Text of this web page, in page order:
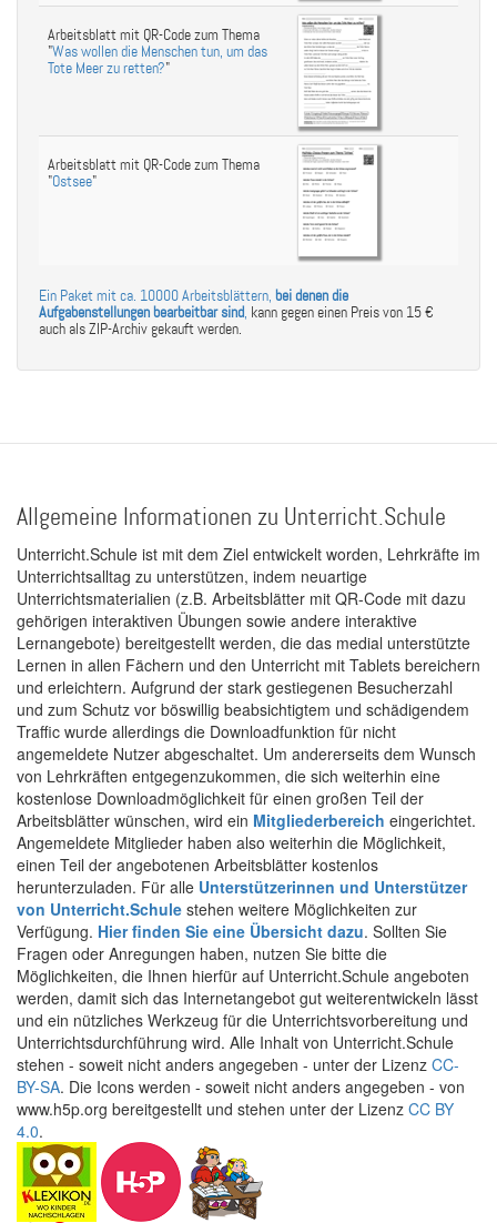
Arbeitsblatt mit QR-Code zum Thema
"Was wollen die Menschen tun, um das
Tote Meer zu retten?"
Arbeitsblatt mit QR-Code zum Thema
"Ostsee"
Ein Paket mit ca. 10000 Arbeitsblättern, bei denen die
Aufgabenstellungen bearbeitbar sind, kann gegen einen Preis von 15 €
auch als ZIP-Archiv gekauft werden.
Allgemeine Informationen zu Unterricht.Schule
Unterricht.Schule ist mit dem Ziel entwickelt worden, Lehrkräfte im
Unterrichtsalltag zu unterstützen, indem neuartige
Unterrichtsmaterialien (z.B. Arbeitsblätter mit QR-Code mit dazu
gehörigen interaktiven Übungen sowie andere interaktive
Lernangebote) bereitgestellt werden, die das medial unterstützte
Lernen in allen Fächern und den Unterricht mit Tablets bereichern
und erleichtern. Aufgrund der stark gestiegenen Besucherzahl
und zum Schutz vor böswillig beabsichtigtem und schädigendem
Traffic wurde allerdings die Downloadfunktion für nicht
angemeldete Nutzer abgeschaltet. Um andererseits dem Wunsch
von Lehrkräften entgegenzukommen, die sich weiterhin eine
kostenlose Downloadmöglichkeit für einen großen Teil der
Arbeitsblätter wünschen, wird ein Mitgliederbereich eingerichtet.
Angemeldete Mitglieder haben also weiterhin die Möglichkeit,
einen Teil der angebotenen Arbeitsblätter kostenlos
herunterzuladen. Für alle Unterstützerinnen und Unterstützer
von Unterricht.Schule stehen weitere Möglichkeiten zur
Verfügung. Hier finden Sie eine Übersicht dazu. Sollten Sie
Fragen oder Anregungen haben, nutzen Sie bitte die
Möglichkeiten, die Ihnen hierfür auf Unterricht.Schule angeboten
werden, damit sich das Internetangebot gut weiterentwickeln lässt
und ein nützliches Werkzeug für die Unterrichtsvorbereitung und
Unterrichtsdurchführung wird. Alle Inhalt von Unterricht.Schule
stehen - soweit nicht anders angegeben - unter der Lizenz CC-
BY-SA. Die Icons werden - soweit nicht anders angegeben - von
www.h5p.org bereitgestellt und stehen unter der Lizenz CC BY
4.0.